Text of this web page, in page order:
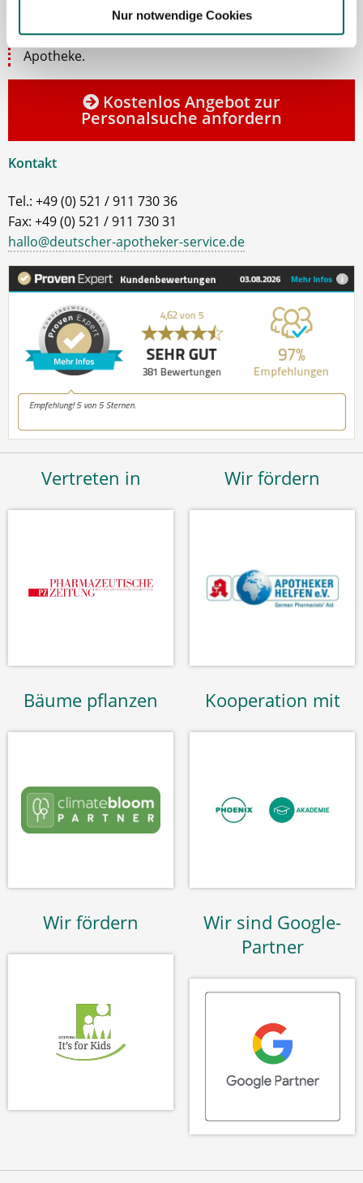
Nur notwendige Cookies
gerne. Gemeinsam finden wir einen passenden
Apotheker (m|w|d), PTA oder PKA für Ihre
Apotheke.
Kostenlos Angebot zur
Personalsuche anfordern
Kontakt
Tel.: +49 (0) 521 / 911 730 36
Fax: +49 (0) 521 / 911 730 31
hallo@deutscher-apotheker-service.de
Vertreten in Wir fördern
Bäume pflanzen Kooperation mit
Wir fördern
Wir sind Google-
Partner